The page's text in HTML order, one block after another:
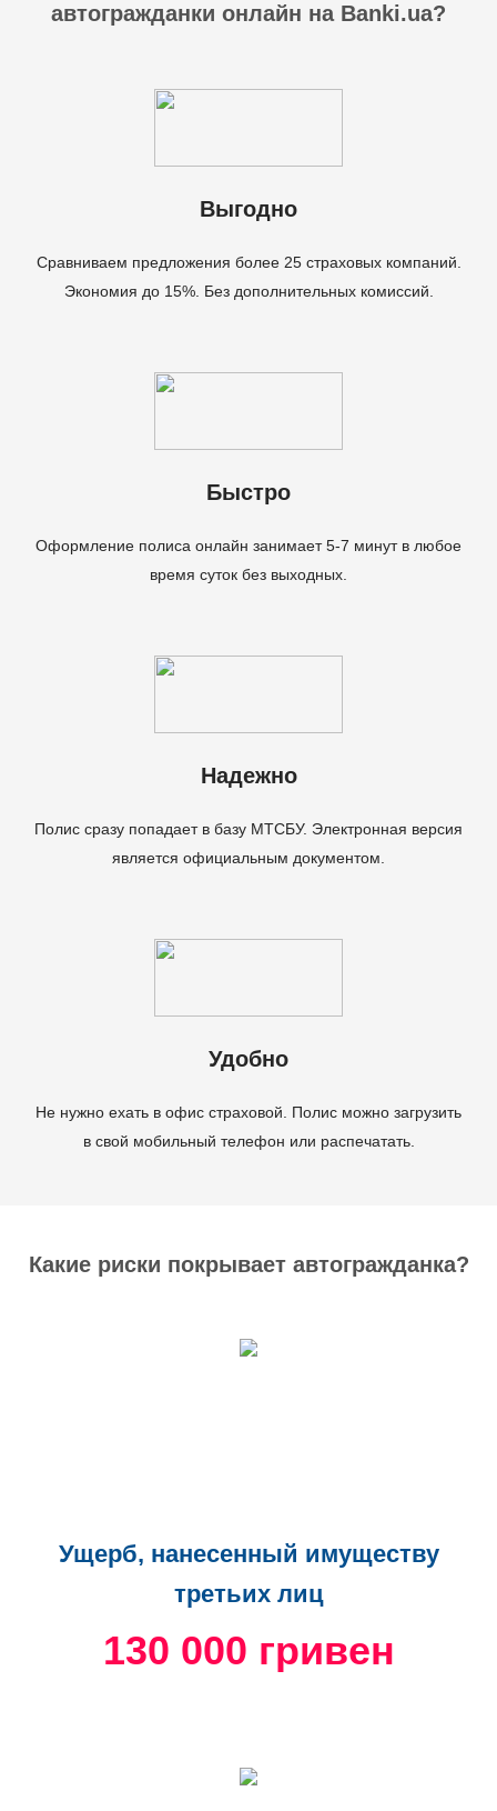
автогражданки онлайн на Banki.ua?
Выгодно
Сравниваем предложения более 25 страховых компаний.
Экономия до 15%. Без дополнительных комиссий.
Быстро
Оформление полиса онлайн занимает 5-7 минут в любое
время суток без выходных.
Надежно
Полис сразу попадает в базу МТСБУ. Электронная версия
является официальным документом.
Удобно
Не нужно ехать в офис страховой. Полис можно загрузить
в свой мобильный телефон или распечатать.
Какие риски покрывает автогражданка?
Ущерб, нанесенный имуществу
третьих лиц
130 000 гривен